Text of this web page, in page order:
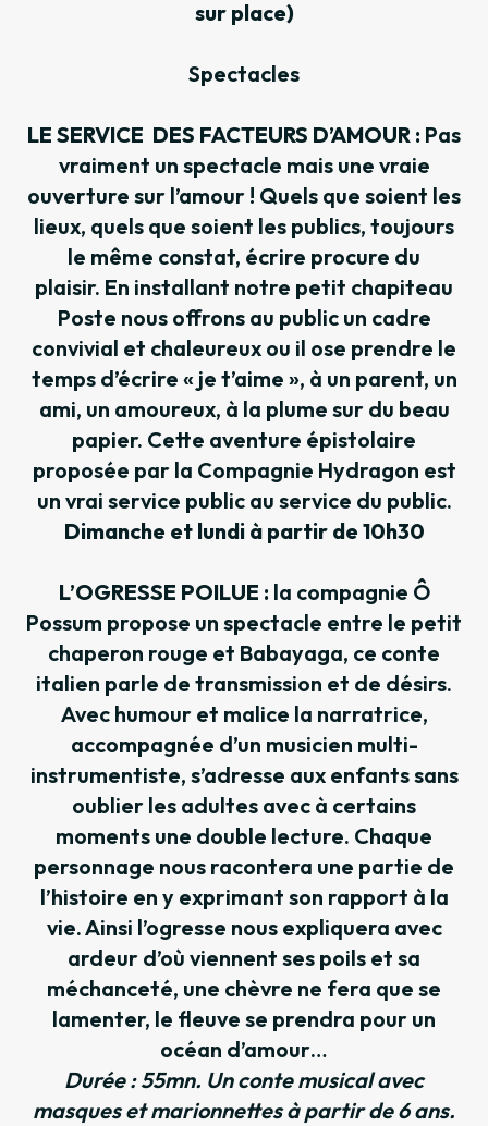
sur place)
Spectacles
LE SERVICE DES FACTEURS D’AMOUR : Pas
vraiment un spectacle mais une vraie
ouverture sur l’amour ! Quels que soient les
lieux, quels que soient les publics, toujours
le même constat, écrire procure du
plaisir. En installant notre petit chapiteau
Poste nous offrons au public un cadre
convivial et chaleureux ou il ose prendre le
temps d’écrire « je t’aime », à un parent, un
ami, un amoureux, à la plume sur du beau
papier. Cette aventure épistolaire
proposée par la Compagnie Hydragon est
un vrai service public au service du public.
Dimanche et lundi à partir de 10h30
L’OGRESSE POILUE : la compagnie Ô
Possum propose un spectacle entre le petit
chaperon rouge et Babayaga, ce conte
italien parle de transmission et de désirs.
Avec humour et malice la narratrice,
accompagnée d’un musicien multi-
instrumentiste, s’adresse aux enfants sans
oublier les adultes avec à certains
moments une double lecture. Chaque
personnage nous racontera une partie de
l’histoire en y exprimant son rapport à la
vie. Ainsi l’ogresse nous expliquera avec
ardeur d’où viennent ses poils et sa
méchanceté, une chèvre ne fera que se
lamenter, le fleuve se prendra pour un
océan d’amour…
Durée : 55mn. Un conte musical avec
masques et marionnettes à partir de 6 ans.